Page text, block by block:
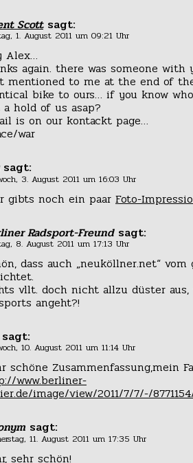
Scott sagt:
1. August 2011 um 09:21 Uhr
Alex…
again. there was someone with
mentioned to me at the end of
bike to ours… if you know
hold of us asap?
is on our kontackt page…
war
sagt:
3. August 2011 um 16:03 Uhr
gibts noch ein paar Foto-
Radsport-Freund sagt:
8. August 2011 um 17:13 Uhr
dass auch „neuköllner.net“
vllt. doch nicht allzu düster
angeht?!
sagt:
10. August 2011 um 11:14 Uhr
schöne Zusammenfassung,mein
www.berliner-
image/view/2011/7/7/-/
sagt:
11. August 2011 um 17:35 Uhr
sehr schön!